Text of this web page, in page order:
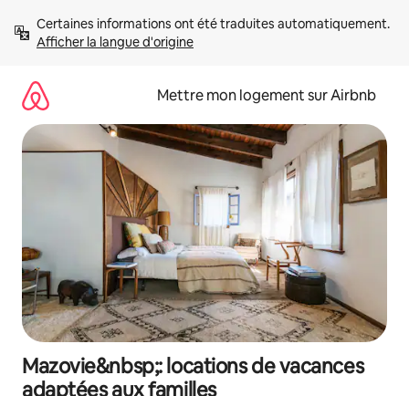
directement
Afficher la langue d'origine
Mettre mon logement sur Airbnb
Mazovie&nbsp;: locations de vacances
adaptées aux familles